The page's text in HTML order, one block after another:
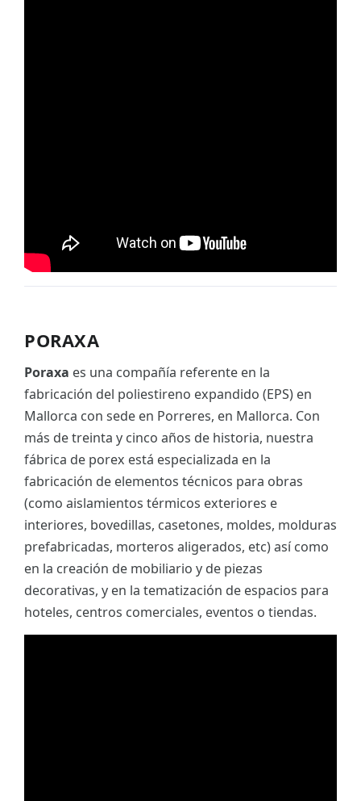
PORAXA
Poraxa es una compañía referente en la
fabricación del poliestireno expandido (EPS) en
Mallorca con sede en Porreres, en Mallorca. Con
más de treinta y cinco años de historia, nuestra
fábrica de porex está especializada en la
fabricación de elementos técnicos para obras
(como aislamientos térmicos exteriores e
interiores, bovedillas, casetones, moldes, molduras
prefabricadas, morteros aligerados, etc) así como
en la creación de mobiliario y de piezas
decorativas, y en la tematización de espacios para
hoteles, centros comerciales, eventos o tiendas.